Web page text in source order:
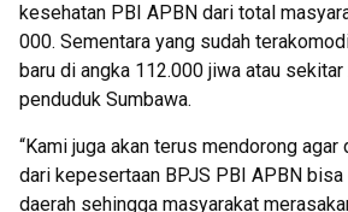
kesehatan PBI APBN dari total
000. Sementara yang sudah
baru di angka 112.000 jiwa atau
penduduk Sumbawa.
“Kami juga akan terus mendorong agar
dari kepesertaan BPJS PBI APBN
daerah sehingga masyarakat